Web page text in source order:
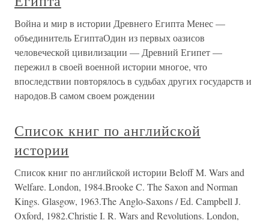
Война и мир в истории Древнего Египта Менес —
объединитель ЕгиптаОдин из первых оазисов
человеческой цивилизации — Древний Египет —
пережил в своей военной истории многое, что
впоследствии повторялось в судьбах других государств и
народов.В самом своем рождении
Список книг по английской
истории
Список книг по английской истории Beloff M. Wars and
Welfare. London, 1984.Brooke C. The Saxon and Norman
Kings. Glasgow, 1963.The Anglo-Saxons / Ed. Campbell J.
Oxford, 1982.Christie I. R. Wars and Revolutions. London,